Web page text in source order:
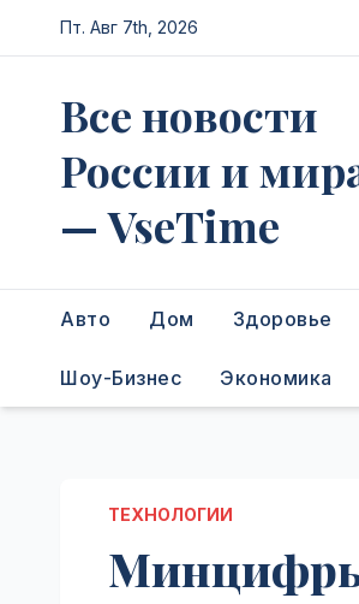
Перейти
к
Пт. Авг 7th, 2026
Все новости
России и
— VseTime
Авто Дом Здоровье
Шоу-Бизнес Экономика
ТЕХНОЛОГИИ